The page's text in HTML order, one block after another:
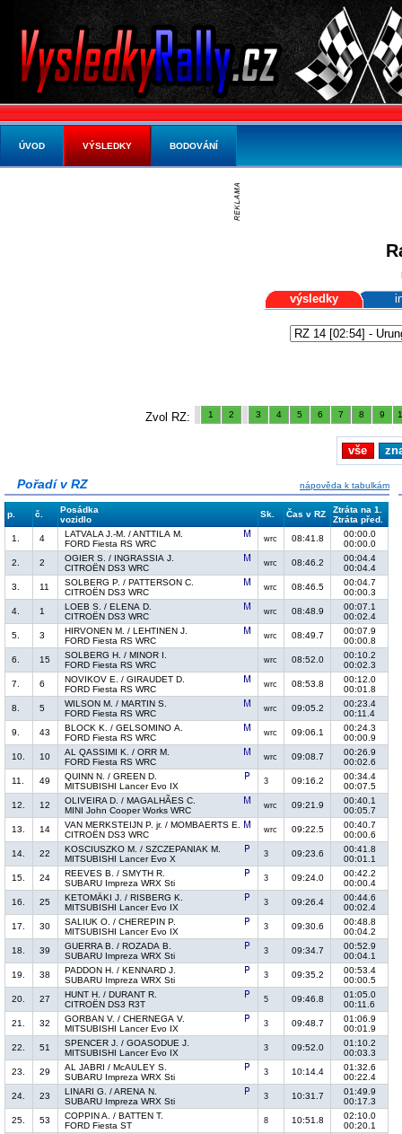
výsledky
Zvol RZ: 1 2 3 4 5 6 7 8 9
vše
Pořadí v RZ nápověda k tabulkám
p. č.
Posádka
vozidlo
Sk. Čas v RZ
Ztráta na 1.
Ztráta před.
1.
4
LATVALA J.-M. / ANTTILA M.
FORD Fiesta RS WRC
wrc 08:41.8
00:00.0
00:00.0
2.
2
OGIER S. / INGRASSIA J.
CITROËN DS3 WRC
wrc 08:46.2
00:04.4
00:04.4
3.
11
SOLBERG P. / PATTERSON C.
CITROËN DS3 WRC
wrc 08:46.5
00:04.7
00:00.3
4.
1
LOEB S. / ELENA D.
CITROËN DS3 WRC
wrc 08:48.9
00:07.1
00:02.4
5.
3
HIRVONEN M. / LEHTINEN J.
FORD Fiesta RS WRC
wrc 08:49.7
00:07.9
00:00.8
6.
15
SOLBERG H. / MINOR I.
FORD Fiesta RS WRC
wrc 08:52.0
00:10.2
00:02.3
7.
6
NOVIKOV E. / GIRAUDET D.
FORD Fiesta RS WRC
wrc 08:53.8
00:12.0
00:01.8
8.
5
WILSON M. / MARTIN S.
FORD Fiesta RS WRC
wrc 09:05.2
00:23.4
00:11.4
9.
43
BLOCK K. / GELSOMINO A.
FORD Fiesta RS WRC
wrc 09:06.1
00:24.3
00:00.9
10.
10
AL QASSIMI K. / ORR M.
FORD Fiesta RS WRC
wrc 09:08.7
00:26.9
00:02.6
11.
49
QUINN N. / GREEN D.
MITSUBISHI Lancer Evo IX
3 09:16.2
00:34.4
00:07.5
12.
12
OLIVEIRA D. / MAGALHÃES C.
MINI John Cooper Works WRC
wrc 09:21.9
00:40.1
00:05.7
13.
14
VAN MERKSTEIJN P. jr. / MOMBAERTS E.
CITROËN DS3 WRC
wrc 09:22.5
00:40.7
00:00.6
14.
22
KOSCIUSZKO M. / SZCZEPANIAK M.
MITSUBISHI Lancer Evo X
3 09:23.6
00:41.8
00:01.1
15.
24
REEVES B. / SMYTH R.
SUBARU Impreza WRX Sti
3 09:24.0
00:42.2
00:00.4
16.
25
KETOMÄKI J. / RISBERG K.
MITSUBISHI Lancer Evo IX
3 09:26.4
00:44.6
00:02.4
17.
30
SALIUK O. / CHEREPIN P.
MITSUBISHI Lancer Evo IX
3 09:30.6
00:48.8
00:04.2
18.
39
GUERRA B. / ROZADA B.
SUBARU Impreza WRX Sti
3 09:34.7
00:52.9
00:04.1
19.
38
PADDON H. / KENNARD J.
SUBARU Impreza WRX Sti
3 09:35.2
00:53.4
00:00.5
20.
27
HUNT H. / DURANT R.
CITROËN DS3 R3T
5 09:46.8
01:05.0
00:11.6
21.
32
GORBAN V. / CHERNEGA V.
MITSUBISHI Lancer Evo IX
3 09:48.7
01:06.9
00:01.9
22.
51
SPENCER J. / GOASODUE J.
MITSUBISHI Lancer Evo IX
3 09:52.0
01:10.2
00:03.3
23.
29
AL JABRI / McAULEY S.
SUBARU Impreza WRX Sti
3 10:14.4
01:32.6
00:22.4
24.
23
LINARI G. / ARENA N.
SUBARU Impreza WRX Sti
3 10:31.7
01:49.9
00:17.3
25.
53
COPPIN A. / BATTEN T.
FORD Fiesta ST
8 10:51.8
02:10.0
00:20.1
ÚVOD VÝSLEDKY BODOVÁNÍ